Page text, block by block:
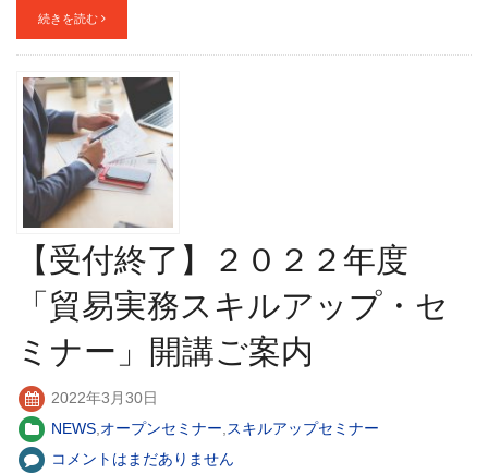
続きを読む
【受付終了】２０２２年度
「貿易実務スキルアップ・セ
ミナー」開講ご案内
2022年3月30日
NEWS オープンセミナー スキルアップセミナー
コメントはまだありません